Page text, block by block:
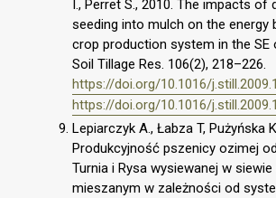
I., Perret S., 2010. The impacts of
seeding into mulch on the energy
crop production system in the SE
Soil Tillage Res. 106(2), 218–226.
https://doi.org/10.1016/
https://doi.org/10.1016/
Lepiarczyk A., Łabza T, Pużyńska
Produkcyjność pszenicy ozimej
Turnia i Rysa wysiewanej w
mieszanym w zależności od